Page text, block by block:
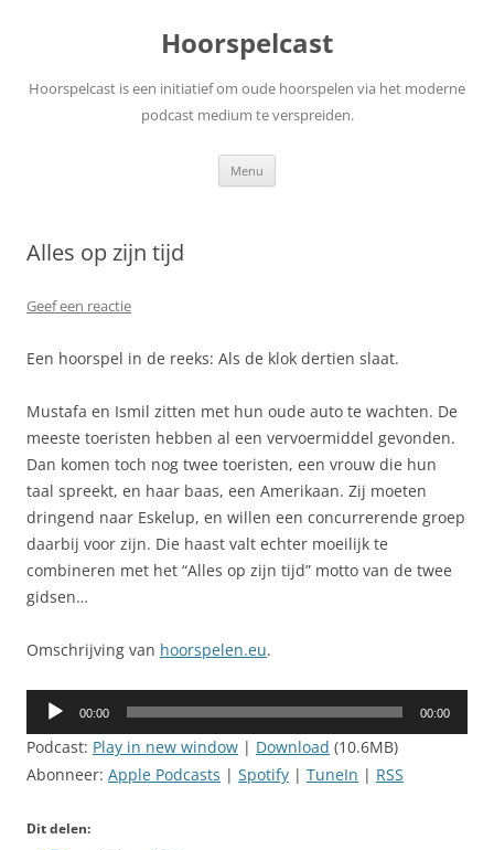
Hoorspelcast
Hoorspelcast is een initiatief om oude hoorspelen via het moderne
podcast medium te verspreiden.
Menu
Alles op zijn tijd
Geef een reactie
Een hoorspel in de reeks: Als de klok dertien slaat.
Mustafa en Ismil zitten met hun oude auto te wachten. De
meeste toeristen hebben al een vervoermiddel gevonden.
Dan komen toch nog twee toeristen, een vrouw die hun
taal spreekt, en haar baas, een Amerikaan. Zij moeten
dringend naar Eskelup, en willen een concurrerende groep
daarbij voor zijn. Die haast valt echter moeilijk te
combineren met het “Alles op zijn tijd” motto van de twee
gidsen…
Omschrijving van hoorspelen.eu.
Audiospeler
00:00 00:00
Podcast: Play in new window | Download (10.6MB)
Abonneer: Apple Podcasts | Spotify | TuneIn | RSS
Dit delen: